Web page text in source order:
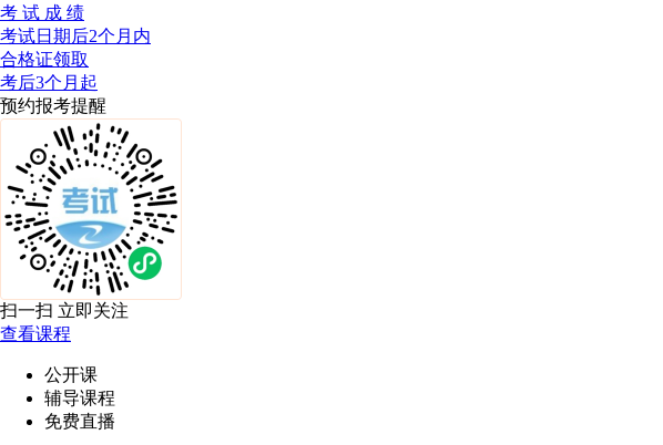
考 试 成 绩
考试日期后2个月内
合格证领取
考后3个月起
预约报考提醒
扫一扫 立即关注
查看课程
公开课
辅导课程
免费直播